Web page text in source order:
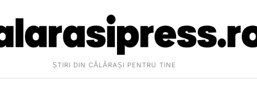
ȘTIRI DIN CĂLĂRAȘI PENTRU TINE